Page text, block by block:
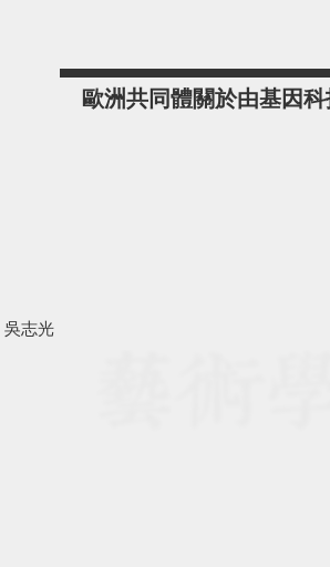
歐洲共同體關於由基因
吳志光